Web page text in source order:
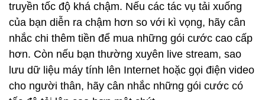
truyền tốc độ khá chậm. Nếu các tác vụ tải xuống
của bạn diễn ra chậm hơn so với kì vọng, hãy cân
nhắc chi thêm tiền để mua những gói cước cao cấp
hơn. Còn nếu bạn thường xuyên live stream, sao
lưu dữ liệu máy tính lên Internet hoặc gọi điện video
cho người thân, hãy cân nhắc những gói cước có